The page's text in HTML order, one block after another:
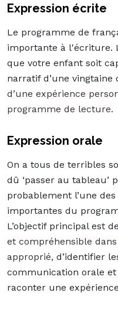
Expression écrite
Le programme de
importante à l'écriture.
que votre enfant soit
narratif d’une vingtaine
d’une expérience
programme de lecture.
Expression orale
On a tous de terribles
dû ‘passer au tableau’
probablement l’une
importantes du
L’objectif principal est de
et compréhensible
approprié, d’identifier
communication orale
raconter une